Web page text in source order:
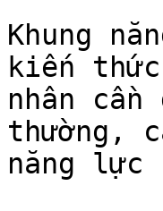
Khung
kiến
nhân
thường,
năng lực